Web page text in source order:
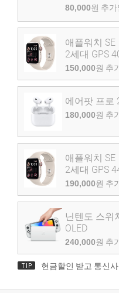
80,000원 추
애플워치 SE
2세대 GPS
150,000원 추
에어팟 프로
180,000원 추
애플워치 SE
2세대 GPS
190,000원 추
닌텐도 스위
OLED
240,000원 추
현금할인 받고 통신